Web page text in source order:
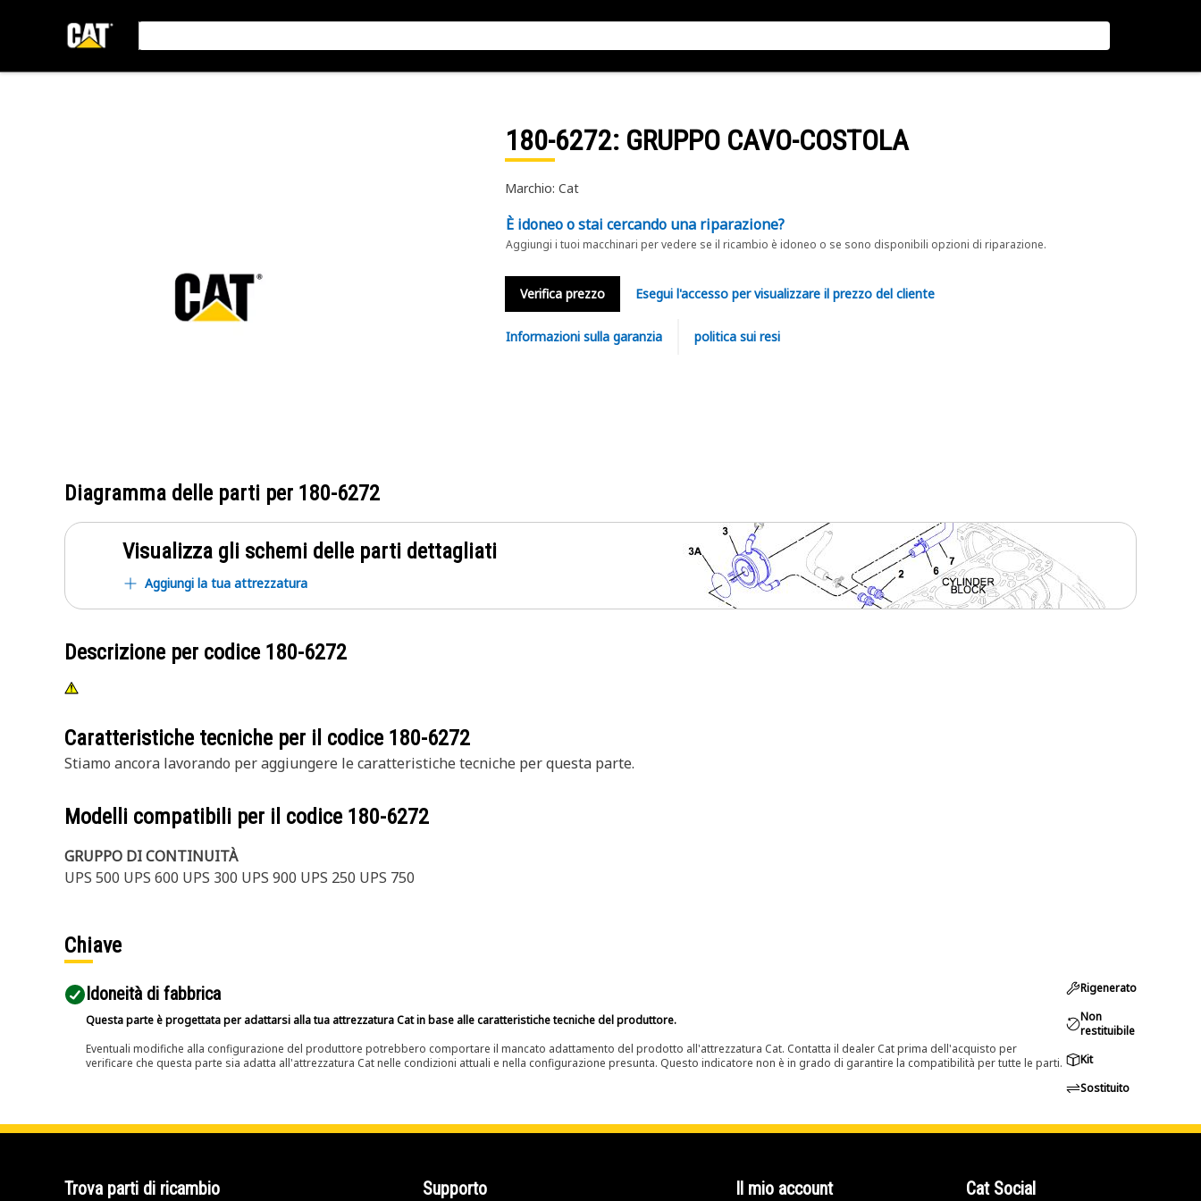
180-6272: GRUPPO CAVO-COSTOLA
Marchio: Cat
È idoneo o stai cercando una riparazione?
Aggiungi i tuoi macchinari per vedere se il ricambio è idoneo o se sono disponibili opzioni di riparazione.
Verifica prezzo Esegui l'accesso per visualizzare il prezzo del cliente
Informazioni sulla garanzia politica sui resi
Diagramma delle parti per 180-6272
Visualizza gli schemi delle parti dettagliati
Aggiungi la tua attrezzatura
Descrizione per codice 180-6272
Caratteristiche tecniche per il codice 180-6272
Stiamo ancora lavorando per aggiungere le caratteristiche tecniche per questa parte.
Modelli compatibili per il codice 180-6272
GRUPPO DI CONTINUITÀ
UPS 500 UPS 600 UPS 300 UPS 900 UPS 250 UPS 750
Chiave
Idoneità di fabbrica
Questa parte è progettata per adattarsi alla tua attrezzatura Cat in base alle caratteristiche tecniche del produttore.
Eventuali modifiche alla configurazione del produttore potrebbero comportare il mancato adattamento del prodotto all'attrezzatura Cat. Contatta il dealer Cat prima dell'acquisto per
verificare che questa parte sia adatta all'attrezzatura Cat nelle condizioni attuali e nella configurazione presunta. Questo indicatore non è in grado di garantire la compatibilità per tutte le parti.
Rigenerato
Non
restituibile
Kit
Sostituito
Trova parti di ricambio Supporto Il mio account Cat Social